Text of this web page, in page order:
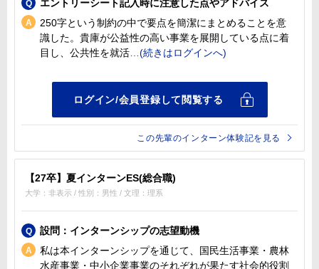
エントリーシート記入時に注意した点やアドバイス
250字という制約の中で要点を簡潔にまとめることを意
識した。貴庫が公益性の高い事業を展開している点に着
目し、公共性を就活
この先輩のインターン体験記を見る
【27卒】夏インターンES(総合職)
大学：非表示 / 性別：男性 / 文理：理系
設問：インターンシップの志望動機
私は本インターンシップを通じて、国民生活事業・農林
水産事業・中小企業事業のそれぞれが果たす社会的役割